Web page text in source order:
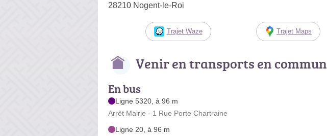
28210 Nogent-le-Roi
Trajet Waze Trajet Maps
Venir en transports en commun
En bus
Ligne 5320, à 96 m
Arrêt Mairie - 1 Rue Porte Chartraine
Ligne 20, à 96 m